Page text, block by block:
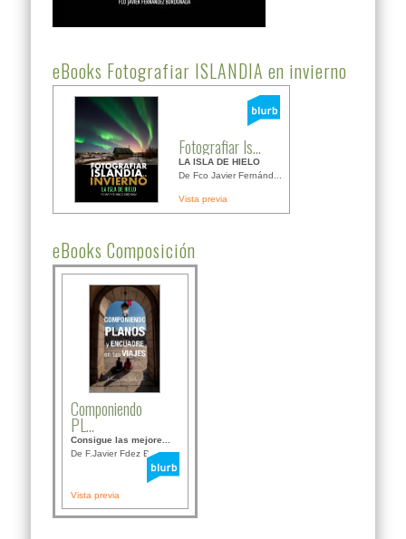
eBooks Fotografiar ISLANDIA en invierno
Fotografiar Is...
LA ISLA DE HIELO
De Fco Javier Fernánd...
Vista previa
eBooks Composición
Componiendo
PL...
Consigue las mejore...
De F.Javier Fdez Bor...
Vista previa